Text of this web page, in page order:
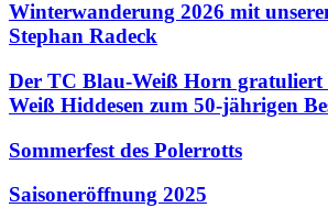
Winterwanderung 2026 mit
Stephan Radeck
Der TC Blau-Weiß Horn
Weiß Hiddesen zum 50-jährigen
Sommerfest des Polerrotts
Saisoneröffnung 2025